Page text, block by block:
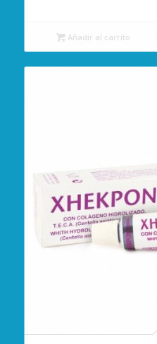
Añadir al carrito